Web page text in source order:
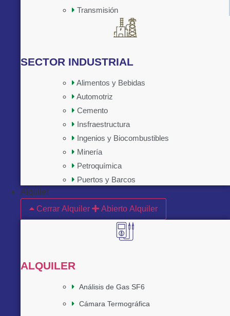
Transmisión
SECTOR INDUSTRIAL
Alimentos y Bebidas
Automotriz
Cemento
Insfraestructura
Ingenios y Biocombustibles
Minería
Petroquímica
Puertos y Barcos
Alquiler
Cerrar Alquiler
Abierto Alquiler
ALQUILER
Análisis de Gas SF6
Cámara Termográfica